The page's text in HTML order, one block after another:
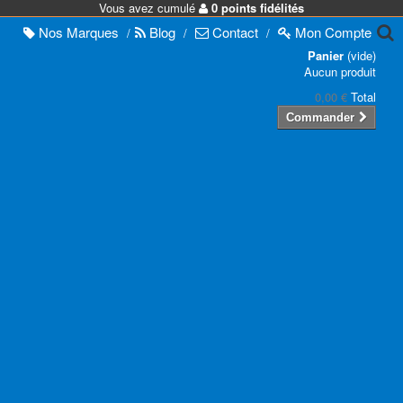
Vous avez cumulé 0 points fidélités
Nos Marques / Blog / Contact / MonCompte
Panier (vide)
Aucun produit
0,00 € Total
Commander